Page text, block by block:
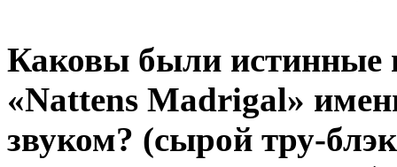
Каковы были истинные
«Nattens Madrigal»
звуком? (сырой тру-